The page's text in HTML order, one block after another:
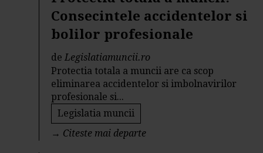
Consecintele accidentelor si
bolilor profesionale
deLegislatiamuncii.ro
Protectia totala a muncii are ca scop
eliminarea accidentelor si imbolnavirilor
profesionale si...
Legislatia muncii
→ Citeste mai departe